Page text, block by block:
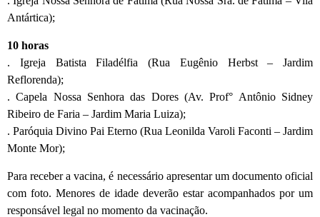
Antártica);
10 horas
. Igreja Batista Filadélfia (Rua Eugênio Herbst – Jardim
Reflorenda);
. Capela Nossa Senhora das Dores (Av. Prof° Antônio Sidney
Ribeiro de Faria – Jardim Maria Luiza);
. Paróquia Divino Pai Eterno (Rua Leonilda Varoli Faconti – Jardim
Monte Mor);
Para receber a vacina, é necessário apresentar um documento oficial
com foto. Menores de idade deverão estar acompanhados por um
responsável legal no momento da vacinação.